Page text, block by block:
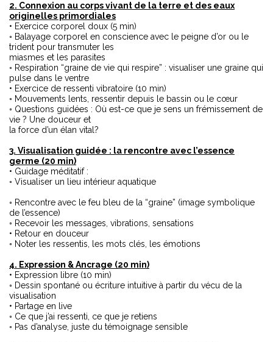
2. Connexion au corps vivant de la terre et des eaux
originelles primordiales
• Exercice corporel doux (5 min)
◦ Balayage corporel en conscience avec le peigne d’or ou le
trident pour transmuter les
miasmes et les parasites
◦ Respiration “graine de vie qui respire” : visualiser une graine qui
pulse dans le ventre
• Exercice de ressenti vibratoire (10 min)
◦ Mouvements lents, ressentir depuis le bassin ou le cœur
◦ Questions guidées : Où est-ce que je sens un frémissement de
vie ? Une douceur et
la force d’un élan vital?
3. Visualisation guidée : la rencontre avec l’essence
germe (20 min)
• Guidage méditatif :
◦ Visualiser un lieu intérieur aquatique
◦ Rencontre avec le feu bleu de la “graine” (image symbolique
de l’essence)
◦ Recevoir les messages, vibrations, sensations
• Retour en douceur
◦ Noter les ressentis, les mots clés, les émotions
4. Expression & Ancrage (20 min)
• Expression libre (10 min)
◦ Dessin spontané ou écriture intuitive à partir du vécu de la
visualisation
• Partage en live
◦ Ce que j’ai ressenti, ce que je retiens
◦ Pas d’analyse, juste du témoignage sensible